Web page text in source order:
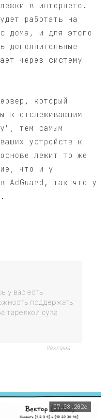
в интернете.
работать на
дома, и для этого
дополнительные
через систему
который
к отслеживающим
тем самым
устройств к
лежит то же
что и у
AdGuard, так что у
у вас есть
поддержать
тарелкой супа
Реклама
07.08.2026